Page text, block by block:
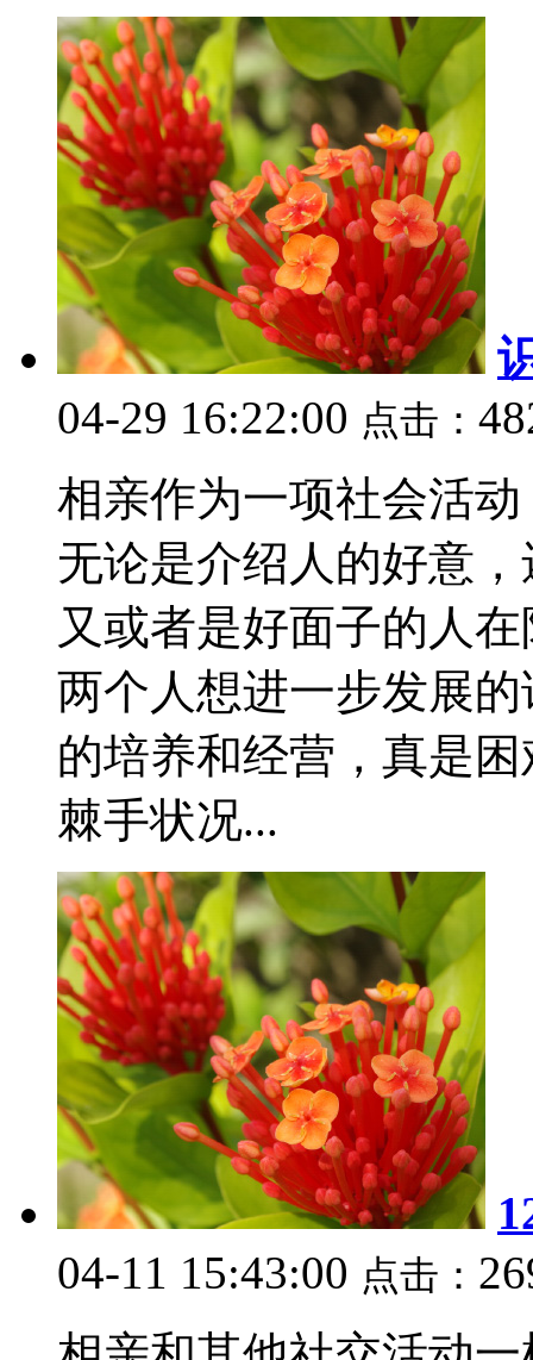
04-29 16:22:00 点击：
相亲作为一项社会活
无论是介绍人的好意
又或者是好面子的人
两个人想进一步发展
的培养和经营，真是
棘手状况...
04-11 15:43:00 点击：